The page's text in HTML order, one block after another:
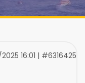
16:01 | #6316425